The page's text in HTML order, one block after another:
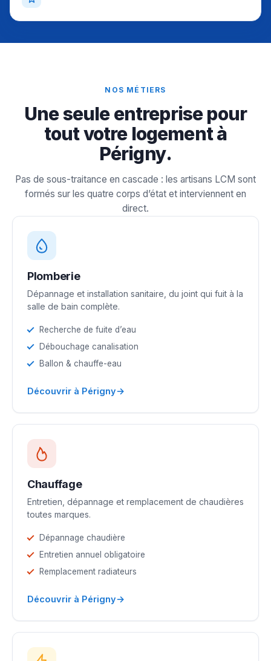
NOS MÉTIERS
Une seule entreprise pour
tout votre logement à
Périgny.
Pas de sous-traitance en cascade : les artisans LCM sont
formés sur les quatre corps d’état et interviennent en
direct.
Plomberie
Dépannage et installation sanitaire, du joint qui fuit à la
salle de bain complète.
Recherche de fuite d’eau
Débouchage canalisation
Ballon & chauffe-eau
Découvrir à Périgny→
Chauffage
Entretien, dépannage et remplacement de chaudières
toutes marques.
Dépannage chaudière
Entretien annuel obligatoire
Remplacement radiateurs
Découvrir à Périgny→